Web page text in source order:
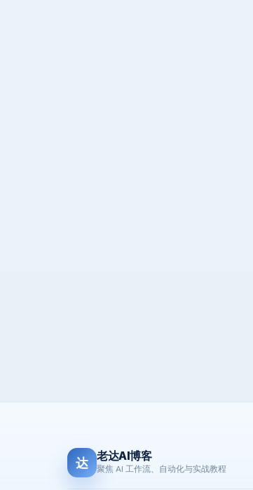
达 老达AI博客
聚焦 AI 工作流、自动化与实战教程